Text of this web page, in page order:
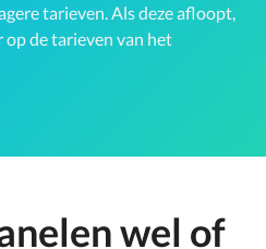
tarieven. Als deze afloopt,
op de tarieven van het
wel of